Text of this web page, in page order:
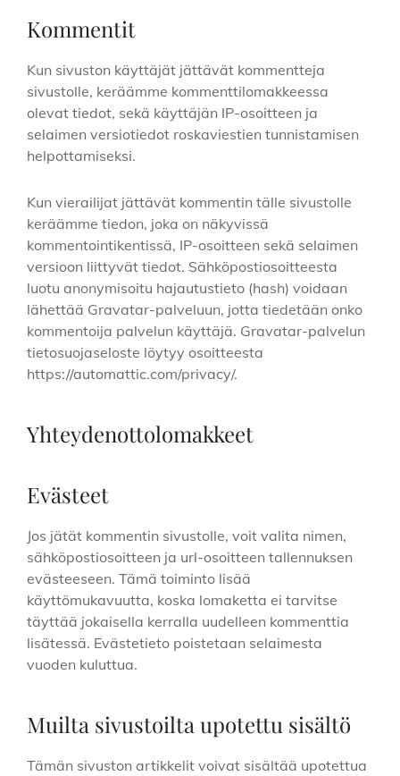
Kommentit
Kun sivuston käyttäjät jättävät kommentteja
sivustolle, keräämme kommenttilomakkeessa
olevat tiedot, sekä käyttäjän IP-osoitteen ja
selaimen versiotiedot roskaviestien tunnistamisen
helpottamiseksi.
Kun vierailijat jättävät kommentin tälle sivustolle
keräämme tiedon, joka on näkyvissä
kommentointikentissä, IP-osoitteen sekä selaimen
versioon liittyvät tiedot. Sähköpostiosoitteesta
luotu anonymisoitu hajautustieto (hash) voidaan
lähettää Gravatar-palveluun, jotta tiedetään onko
kommentoija palvelun käyttäjä. Gravatar-palvelun
tietosuojaseloste löytyy osoitteesta
https://automattic.com/privacy/.
Yhteydenottolomakkeet
Evästeet
Jos jätät kommentin sivustolle, voit valita nimen,
sähköpostiosoitteen ja url-osoitteen tallennuksen
evästeeseen. Tämä toiminto lisää
käyttömukavuutta, koska lomaketta ei tarvitse
täyttää jokaisella kerralla uudelleen kommenttia
lisätessä. Evästetieto poistetaan selaimesta
vuoden kuluttua.
Muilta sivustoilta upotettu sisältö
Tämän sivuston artikkelit voivat sisältää upotettua